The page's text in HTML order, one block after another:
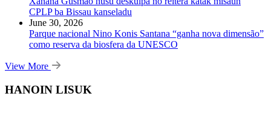
CPLP ba Bissau kanseladu
June 30, 2026
Parque nacional Nino Konis Santana “ganha nova dimensão”
como reserva da biosfera da UNESCO
View More
HANOIN LISUK